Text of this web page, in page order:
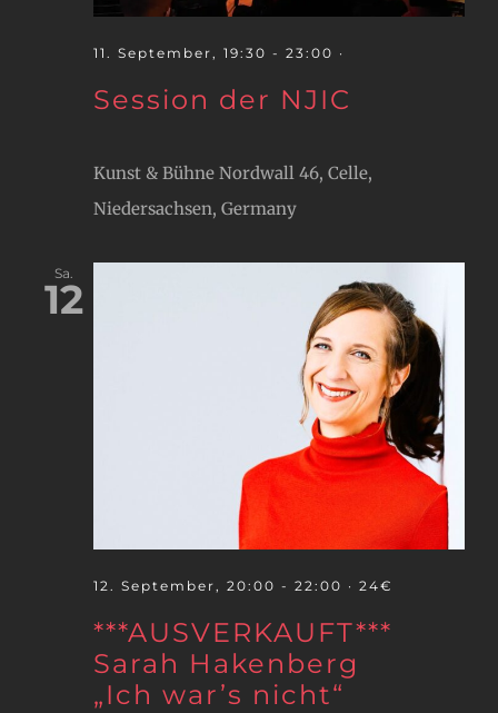
Session der NJIC
11. September, 19:30 - 23:00 ·
Kunst & Bühne Nordwall 46, Celle,
Niedersachsen, Germany
Sa.
12
***AUSVERKAUFT***
Sarah Hakenberg
„Ich war’s nicht“
12. September, 20:00 - 22:00 · 24€